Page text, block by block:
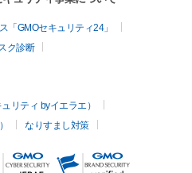
「GMOセキュリティ24」
ク診断
リティ byイエラエ）
なりすまし対策